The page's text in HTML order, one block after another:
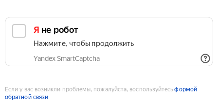
Я не робот
Нажмите, чтобы продолжить
Yandex SmartCaptcha
Если у вас возникли проблемы, пожалуйста, воспользуйтесьформой
обратной связи